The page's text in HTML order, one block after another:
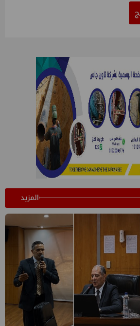
المزيد